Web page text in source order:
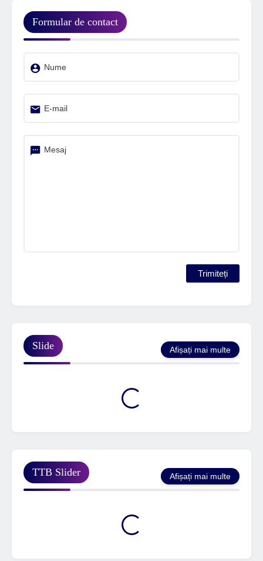
Formular de contact
Nume
E-mail
Mesaj
Slide Afișați mai multe
TTB Slider Afișați mai multe